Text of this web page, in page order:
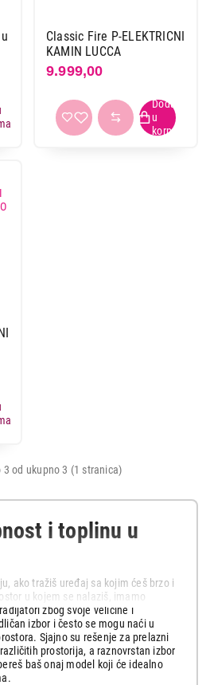
3
3
Classic Fire P-ELEKTRICNI
KAMIN LUCCA
9.999,00
3 od ukupno 3 (1 stranica)
i toplinu u
ako tražiš uređaj sa kojim ćeš brzo i
u kojem se nalaziš, imamo
zbog svoje veličine i
izbor i često se mogu naći u
Sjajno su rešenje za prelazni
prostorija, a raznovrstan izbor
baš onaj model koji će idealno